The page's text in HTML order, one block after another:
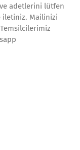
adetlerini lütfen
iletiniz. Mailinizi